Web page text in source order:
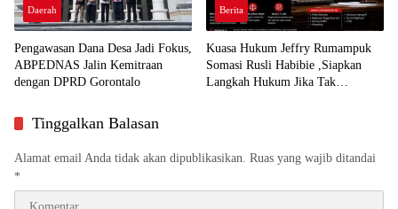
Daerah
Pengawasan Dana Desa Jadi Fokus,
ABPEDNAS Jalin Kemitraan
dengan DPRD Gorontalo
Berita
Kuasa Hukum Jeffry Rumampuk
Somasi Rusli Habibie ,Siapkan
Langkah Hukum Jika Tak
Tinggalkan Balasan
Alamat email Anda tidak akan dipublikasikan. Ruas yang wajib ditandai
*